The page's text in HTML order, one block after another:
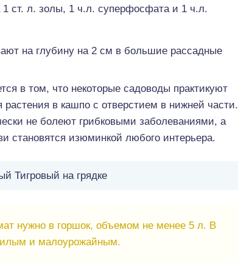
1 ст. л. золы, 1 ч.л. суперфосфата и 1 ч.л.
на глубину на 2 см в большие рассадные
в том, что некоторые садоводы практикуют
в кашпо с отверстием в нижней части.
не болеют грибковыми заболеваниями, а
становятся изюминкой любого интерьера.
Тигровый на грядке
нужно в горшок, объемом не менее 5 л. В
и малоурожайным.